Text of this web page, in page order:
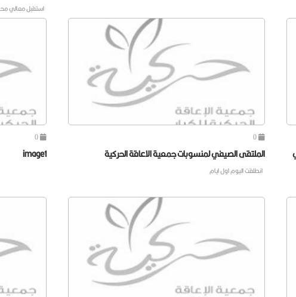
استقبل معالي
0
الملتقى الصيفي لمنسوبات جمعية الاعاقة الحركية
انطلقت اليوم اول ايام
0
image1